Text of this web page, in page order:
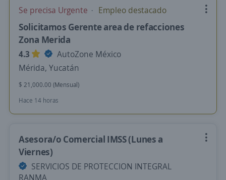
Se precisa Urgente Empleo destacado
Solicitamos Gerente area de refacciones
Zona Merida
4.3
AutoZone México
Mérida, Yucatán
$ 21,000.00 (Mensual)
Hace 14 horas
Asesora/o Comercial IMSS (Lunes a
Viernes)
SERVICIOS DE PROTECCION INTEGRAL
RANMA